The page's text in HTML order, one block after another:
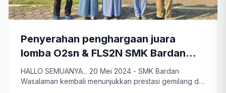
Penyerahan penghargaan juara
lomba O2sn & FLS2N SMK Bardan
Wasalaman
HALLO SEMUANYA... 20 Mei 2024 - SMK Bardan
Wasalaman kembali menunjukkan prestasi gemilang di